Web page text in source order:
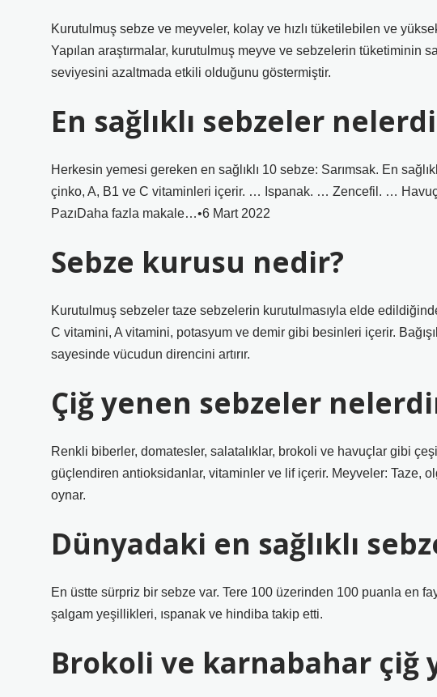
Kurutulmuş sebze ve meyveler, kolay ve hızlı tüketilebilen ve
Yapılan araştırmalar, kurutulmuş meyve ve sebzelerin tüketiminin
seviyesini azaltmada etkili olduğunu göstermiştir.
En sağlıklı sebzeler
Herkesin yemesi gereken en sağlıklı 10 sebze: Sarımsak. En
çinko, A, B1 ve C vitaminleri içerir. … Ispanak. … Zencefil. …
PazıDaha fazla makale…•6 Mart 2022
Sebze kurusu nedir?
Kurutulmuş sebzeler taze sebzelerin kurutulmasıyla elde
C vitamini, A vitamini, potasyum ve demir gibi besinleri içerir.
sayesinde vücudun direncini artırır.
Çiğ yenen sebzeler
Renkli biberler, domatesler, salatalıklar, brokoli ve havuçlar gibi
güçlendiren antioksidanlar, vitaminler ve lif içerir. Meyveler: Taze,
oynar.
Dünyadaki en sağlıklı
En üstte sürpriz bir sebze var. Tere 100 üzerinden 100 puanla en
şalgam yeşillikleri, ıspanak ve hindiba takip etti.
Brokoli ve karnabahar çiğ